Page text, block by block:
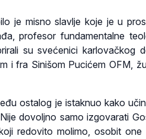
je misno slavlje koje je u
profesor fundamentalne
su svećenici karlovačkog
i fra Sinišom Pucićem OFM,
ostalog je istaknuo kako
dovoljno samo izgovarati
redovito molimo, osobit one